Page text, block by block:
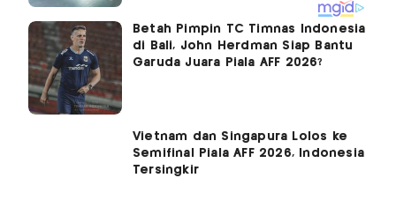
Betah Pimpin TC Timnas Indonesia
di Bali, John Herdman Siap Bantu
Garuda Juara Piala AFF 2026?
Vietnam dan Singapura Lolos ke
Semifinal Piala AFF 2026, Indonesia
Tersingkir